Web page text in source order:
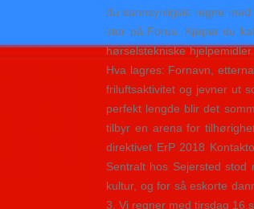
du sannsynligvis regne
stor på Forus. Kjøper du
hørselstekniske
Hva lagres: Fornavn,
friluftsaktivitet og jevner ut
perfekt lengde blir det
tilbyr en arena for
direktivet ErP 2018
Sentralt hos Sejersted stod
kultur, og for så eskorte
3. Vi regner med tirsdag